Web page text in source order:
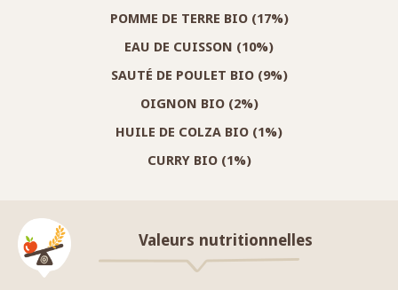
POMME DE TERRE BIO (17%)
EAU DE CUISSON (10%)
SAUTÉ DE POULET BIO (9%)
OIGNON BIO (2%)
HUILE DE COLZA BIO (1%)
CURRY BIO (1%)
Valeurs nutritionnelles